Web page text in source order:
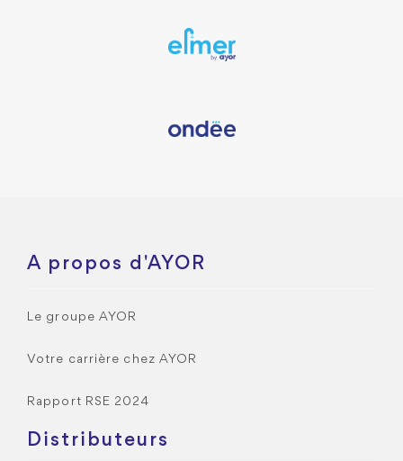
A propos d'AYOR
Le groupe AYOR
Votre carrière chez AYOR
Rapport RSE 2024
Distributeurs